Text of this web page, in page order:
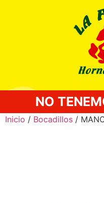
NO
Inicio / Bocadillos /